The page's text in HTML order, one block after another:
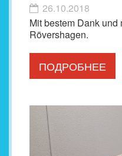
26.10.2018
Mit bestem Dank
Rövershagen.
ПОДРОБНЕЕ